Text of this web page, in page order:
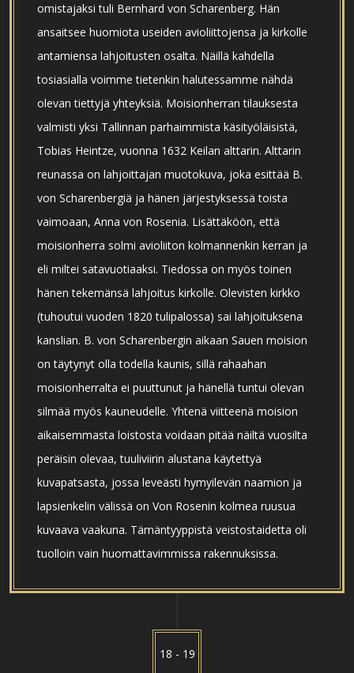
omistajaksi tuli Bernhard von Scharenberg. Hän
ansaitsee huomiota useiden avioliittojensa ja kirkolle
antamiensa lahjoitusten osalta. Näillä kahdella
tosiasialla voimme tietenkin halutessamme nähdä
olevan tiettyjä yhteyksiä. Moisionherran tilauksesta
valmisti yksi Tallinnan parhaimmista käsityöläisistä,
Tobias Heintze, vuonna 1632 Keilan alttarin. Alttarin
reunassa on lahjoittajan muotokuva, joka esittää B.
von Scharenbergiä ja hänen järjestyksessä toista
vaimoaan, Anna von Rosenia. Lisättäköön, että
moisionherra solmi avioliiton kolmannenkin kerran ja
eli miltei satavuotiaaksi. Tiedossa on myös toinen
hänen tekemänsä lahjoitus kirkolle. Olevisten kirkko
(tuhoutui vuoden 1820 tulipalossa) sai lahjoituksena
kanslian. B. von Scharenbergin aikaan Sauen moision
on täytynyt olla todella kaunis, sillä rahaahan
moisionherralta ei puuttunut ja hänellä tuntui olevan
silmää myös kauneudelle. Yhtenä viitteenä moision
aikaisemmasta loistosta voidaan pitää näiltä vuosilta
peräisin olevaa, tuuliviirin alustana käytettyä
kuvapatsasta, jossa leveästi hymyilevän naamion ja
lapsienkelin välissä on Von Rosenin kolmea ruusua
kuvaava vaakuna. Tämäntyyppistä veistostaidetta oli
tuolloin vain huomattavimmissa rakennuksissa.
18 - 19